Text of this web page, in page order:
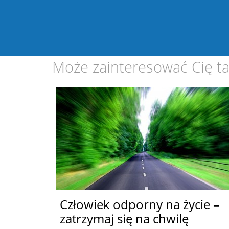
Może zainteresować Cię
Człowiek odporny na życie –
zatrzymaj się na chwilę